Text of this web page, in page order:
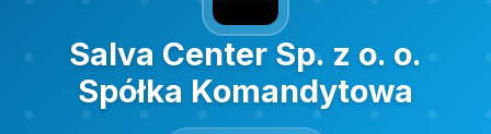
Salva Center Sp. z o. o.
Spółka Komandytowa